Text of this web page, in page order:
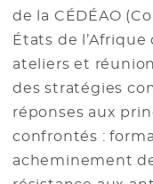
de la CÉDÉAO
États de l’Afrique
ateliers et
des stratégies
réponses aux
confrontés :
acheminement